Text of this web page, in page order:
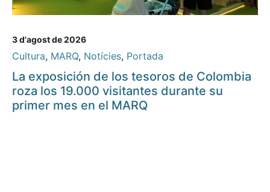
3 d'agost de 2026
Cultura, MARQ, Notícies, Portada
La exposición de los tesoros de Colombia
roza los 19.000 visitantes durante su
primer mes en el MARQ